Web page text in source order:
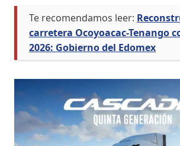
Te recomendamos leer:
carretera Ocoyoacac-Tenango
2026: Gobierno del Edomex